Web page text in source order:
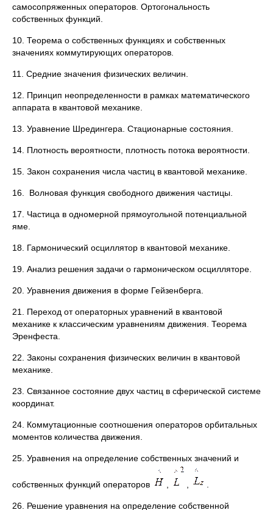
самосопряженных операторов. Ортогональность
собственных функций.
10. Теорема о собственных функциях и собственных
значениях коммутирующих операторов.
11. Средние значения физических величин.
12. Принцип неопределенности в рамках математического
аппарата в квантовой механике.
13. Уравнение Шредингера. Стационарные состояния.
14. Плотность вероятности, плотность потока вероятности.
15. Закон сохранения числа частиц в квантовой механике.
16. Волновая функция свободного движения частицы.
17. Частица в одномерной прямоугольной потенциальной
яме.
18. Гармонический осциллятор в квантовой механике.
19. Анализ решения задачи о гармоническом осцилляторе.
20. Уравнения движения в форме Гейзенберга.
21. Переход от операторных уравнений в квантовой
механике к классическим уравнениям движения. Теорема
Эренфеста.
22. Законы сохранения физических величин в квантовой
механике.
23. Связанное состояние двух частиц в сферической системе
координат.
24. Коммутационные соотношения операторов орбитальных
моментов количества движения.
25. Уравнения на определение собственных значений и
собственных функций операторов
26. Решение уравнения на определение собственной